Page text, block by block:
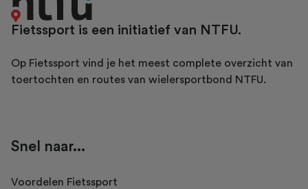
Fietssport is een initiatief van NTFU.
Op Fietssport vind je het meest complete overzicht van
toertochten en routes van wielersportbond NTFU.
Snel naar...
Voordelen Fietssport